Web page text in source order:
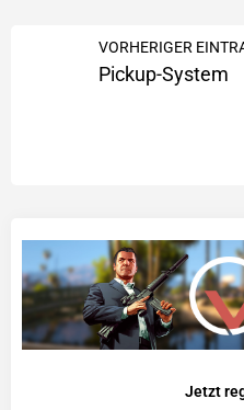
VORHERIGER
Pickup-System
Jetzt